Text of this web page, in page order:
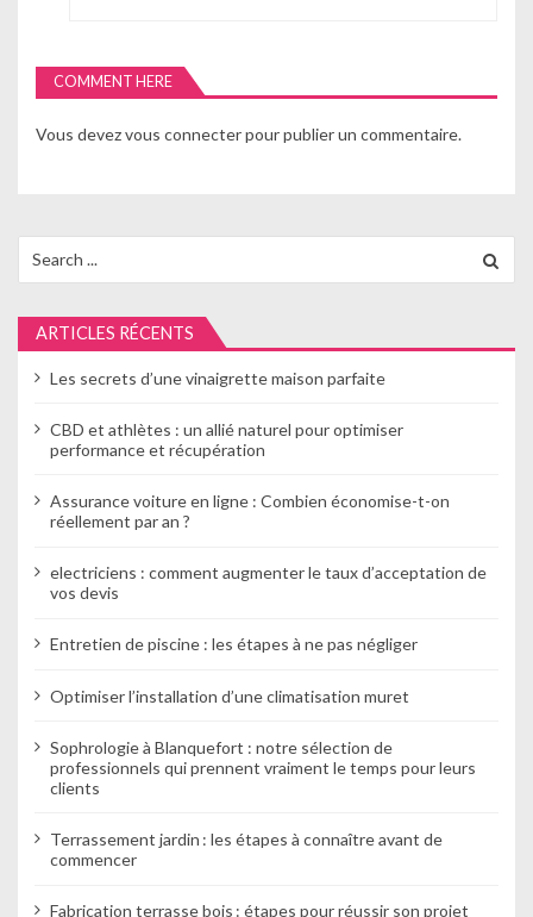
i
g
a
i
o
n
d
’
r
c
l
COMMENT HERE
Vous devezvous connecterpour publier un commentaire.
for:
ARTICLES RÉCENTS
Les secrets d’une vinaigrette maison parfaite
CBD et athlètes : un allié naturel pour optimiser
performance et récupération
Assurance voiture en ligne : Combien économise-t-on
réellement par an ?
electriciens : comment augmenter le taux d’acceptation de
vos devis
Entretien de piscine : les étapes à ne pas négliger
Optimiser l’installation d’une climatisation muret
Sophrologie à Blanquefort : notre sélection de
professionnels qui prennent vraiment le temps pour leurs
clients
Terrassement jardin : les étapes à connaître avant de
commencer
Fabrication terrasse bois : étapes pour réussir son projet